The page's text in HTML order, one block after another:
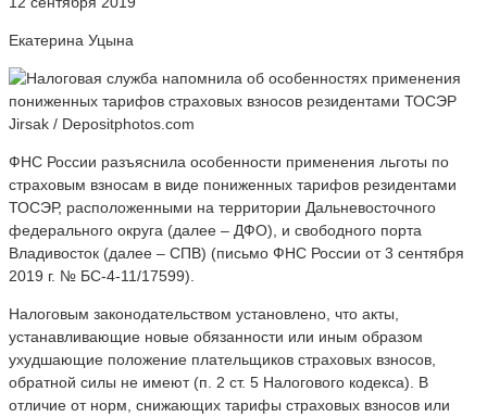
Екатерина Уцына
Jirsak / Depositphotos.com
ФНС России разъяснила особенности применения льготы по
страховым взносам в виде пониженных тарифов резидентами
ТОСЭР, расположенными на территории Дальневосточного
федерального округа (далее – ДФО), и свободного порта
Владивосток (далее – СПВ) (письмо ФНС России от 3 сентября
2019 г. № БС-4-11/17599).
Налоговым законодательством установлено, что акты,
устанавливающие новые обязанности или иным образом
ухудшающие положение плательщиков страховых взносов,
обратной силы не имеют (п. 2 ст. 5 Налогового кодекса). В
отличие от норм, снижающих тарифы страховых взносов или